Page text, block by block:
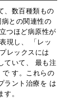
、数百種類もの
との関連性の
つほど病原性が
現し、 「レッ
レックスには
ていて、 最も注
で す。これらの
ラント治療を は
。